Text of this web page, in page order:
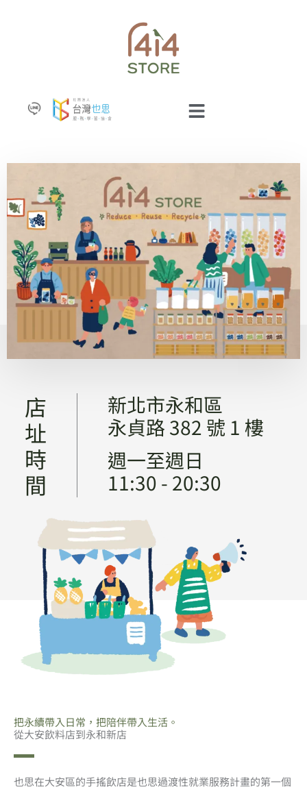
Main
店
址
新北市永和區
永貞路 382 號 1 樓
時
間
週一至週日
11:30 - 20:30
把永續帶入日常，把陪伴帶入生活。
從大安飲料店到永和新店
也思在大安區的手搖飲店是也思過渡性就業服務計畫的第一個